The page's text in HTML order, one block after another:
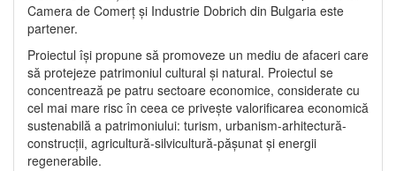
Camera de Comerț și Industrie Dobrich din Bulgaria este
partener.
Proiectul își propune să promoveze un mediu de afaceri care
să protejeze patrimoniul cultural și natural. Proiectul se
concentrează pe patru sectoare economice, considerate cu
cel mai mare risc în ceea ce privește valorificarea economică
sustenabilă a patrimoniului: turism, urbanism-arhitectură-
construcții, agricultură-silvicultură-pășunat și energii
regenerabile.